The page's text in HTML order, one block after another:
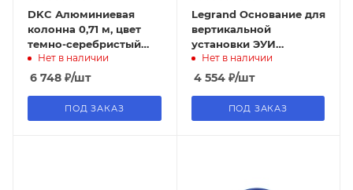
DKC Алюминиевая
колонна 0,71 м, цвет
темно-серебристый
металлик
Нет в наличии
6 748 ₽/шт
ПОД ЗАКАЗ
Legrand Основание для
вертикальной
установки ЭУИ
фиксированные
стандартное
Нет в наличии
4 554₽/шт
ПОД ЗАКАЗ